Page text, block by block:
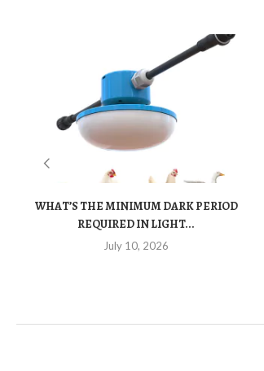
WHAT’S THE MINIMUM DARK PERIOD
REQUIRED IN LIGHT...
July 10, 2026